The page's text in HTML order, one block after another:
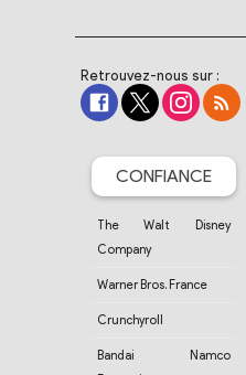
Retrouvez-nous sur :
CONFIANCE
The Walt Disney
Company
Warner Bros. France
Crunchyroll
Bandai Namco